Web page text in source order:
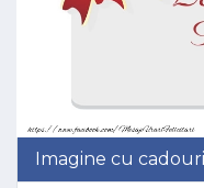
Imagine cu